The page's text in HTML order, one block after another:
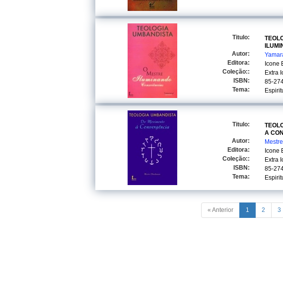
Titulo:
Autor:
Editora:
Icone
Coleção::
Extra
ISBN:
85-
Tema:
Titulo:
A
Autor:
Editora:
Icone
Coleção::
Extra
ISBN:
85-
Tema:
« Anterior 1 2 3